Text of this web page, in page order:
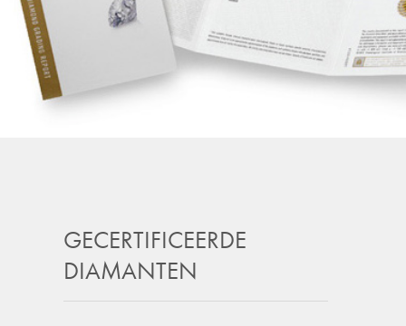
GECERTIFICEERDE
DIAMANTEN